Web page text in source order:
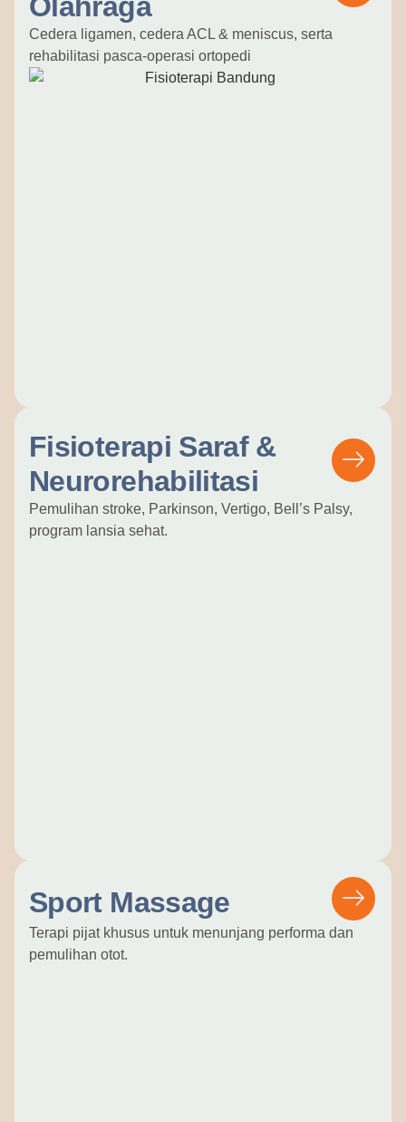
Olahraga
Cedera ligamen, cedera ACL & meniscus, serta
rehabilitasi pasca-operasi ortopedi
Fisioterapi Saraf &
Neurorehabilitasi
Pemulihan stroke, Parkinson, Vertigo, Bell’s Palsy,
program lansia sehat.
Sport Massage
Terapi pijat khusus untuk menunjang performa dan
pemulihan otot.